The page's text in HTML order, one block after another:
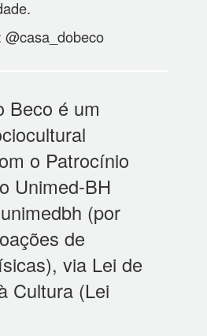
Beco é um
o Patrocínio
Unimed-BH
(por
de
via Lei de
Cultura (Lei